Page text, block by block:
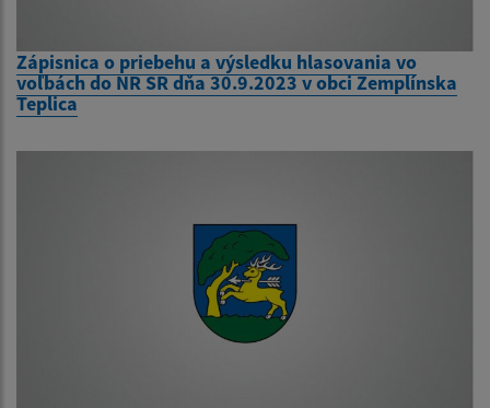
Zápisnica o priebehu a výsledku hlasovania vo
voľbách do NR SR dňa 30.9.2023 v obci Zemplínska
Teplica